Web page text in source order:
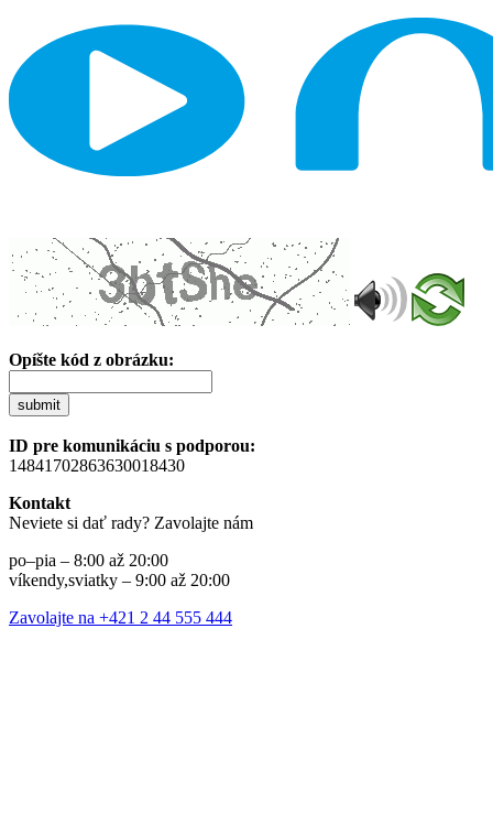
Opíšte kód z obrázku:
submit
ID pre komunikáciu s podporou:
14841702863630018430
Kontakt
Neviete si dať rady? Zavolajte nám
po–pia – 8:00 až 20:00
víkendy,sviatky – 9:00 až 20:00
Zavolajte na +421 2 44 555 444